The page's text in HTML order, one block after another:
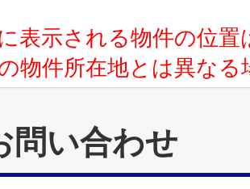
表示される物件の位
物件所在地とは異な
問い合わせ